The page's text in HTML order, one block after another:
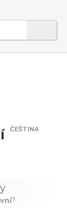
ČEŠTINA
?